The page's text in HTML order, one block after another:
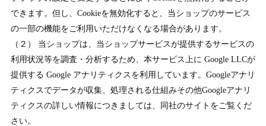
できます。但し、Cookieを無効化すると、当ショップのサービス
の一部の機能をご利用いただけなくなる場合があります。
（２） 当ショップは、当ショップサービスが提供するサービスの
利用状況等を調査・分析するため、本サービス上に Google LLCが
提供する Google アナリティクスを利用しています。Googleアナリ
ティクスでデータが収集、処理される仕組みその他Googleアナリ
ティクスの詳しい情報につきましては、同社のサイトをご覧くだ
さい。